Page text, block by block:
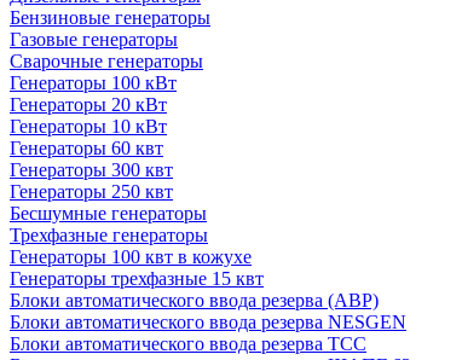
Бензиновые генераторы
Газовые генераторы
Сварочные генераторы
Генераторы 100 кВт
Генераторы 20 кВт
Генераторы 10 кВт
Генераторы 60 квт
Генераторы 300 квт
Генераторы 250 квт
Бесшумные генераторы
Трехфазные генераторы
Генераторы 100 квт в кожухе
Генераторы трехфазные 15 квт
Блоки автоматического ввода резерва (АВР)
Блоки автоматического ввода резерва NESGEN
Блоки автоматического ввода резерва ТСС